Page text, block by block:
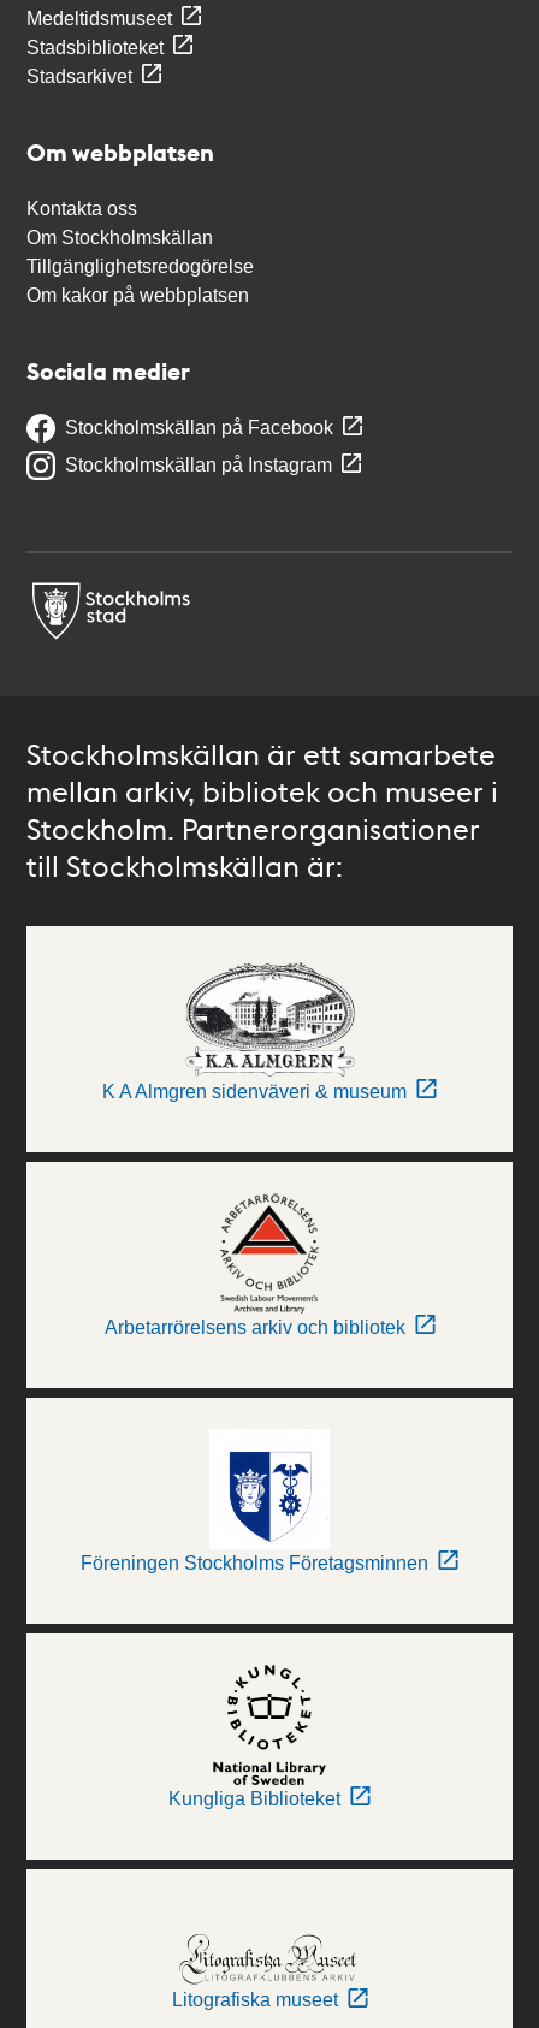
Medeltidsmuseet
Stadsbiblioteket
Stadsarkivet
Om webbplatsen
Kontakta oss
Om Stockholmskällan
Tillgänglighetsredogörelse
Om kakor på webbplatsen
Sociala medier
Stockholmskällan på Facebook
Stockholmskällan på Instagram
Stockholmskällan är ett samarbete
mellan arkiv, bibliotek och museer i
Stockholm. Partnerorganisationer
till Stockholmskällan är:
K A Almgren sidenväveri & museum
Arbetarrörelsens arkiv och bibliotek
Föreningen Stockholms Företagsminnen
Kungliga Biblioteket
Litografiska museet